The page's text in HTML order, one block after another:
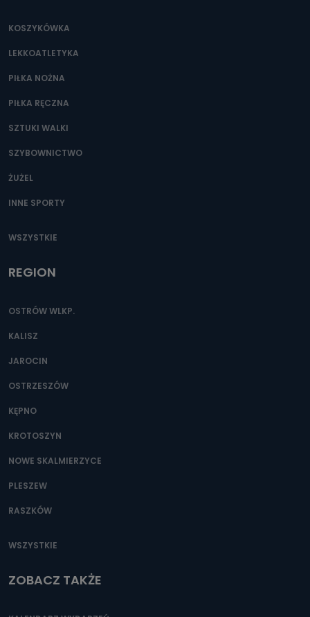
KOSZYKÓWKA
LEKKOATLETYKA
PIŁKA NOŻNA
PIŁKA RĘCZNA
SZTUKI WALKI
SZYBOWNICTWO
ŻUŻEL
INNE SPORTY
WSZYSTKIE
REGION
OSTRÓW WLKP.
KALISZ
JAROCIN
OSTRZESZÓW
KĘPNO
KROTOSZYN
NOWE SKALMIERZYCE
PLESZEW
RASZKÓW
WSZYSTKIE
ZOBACZ TAKŻE